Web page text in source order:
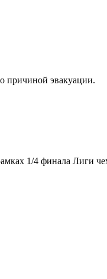
причиной эвакуации.
1/4 финала Лиги